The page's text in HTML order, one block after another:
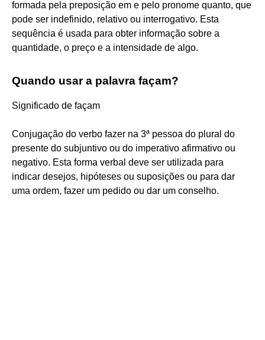
formada pela preposição em e pelo pronome quanto, que
pode ser indefinido, relativo ou interrogativo. Esta
sequência é usada para obter informação sobre a
quantidade, o preço e a intensidade de algo.
Quando usar a palavra façam?
Significado de façam
Conjugação do verbo fazer na 3ª pessoa do plural do
presente do subjuntivo ou do imperativo afirmativo ou
negativo. Esta forma verbal deve ser utilizada para
indicar desejos, hipóteses ou suposições ou para dar
uma ordem, fazer um pedido ou dar um conselho.